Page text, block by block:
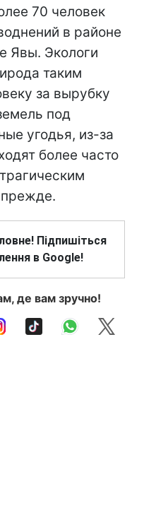
70 человек
в районе
Явы. Экологи
таким
за вырубку
под
угодья, из-за
более часто
Підпишіться
в Google!
де вам зручно!